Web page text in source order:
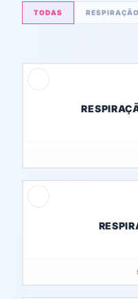
TODAS RESPIRAÇÃO